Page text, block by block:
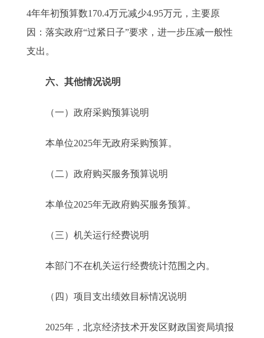
4年年初预算数170.4万元减少4.95万元，主要原
因：落实政府“过紧日子”要求，进一步压减一般性
支出。
六、其他情况说明
（一）政府采购预算说明
本单位2025年无政府采购预算。
（二）政府购买服务预算说明
本单位2025年无政府购买服务预算。
（三）机关运行经费说明
本部门不在机关运行经费统计范围之内。
（四）项目支出绩效目标情况说明
2025年，北京经济技术开发区财政国资局填报